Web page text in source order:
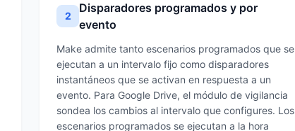
2
Disparadores programados y por
evento
Make admite tanto escenarios programados que se
ejecutan a un intervalo fijo como disparadores
instantáneos que se activan en respuesta a un
evento. Para Google Drive, el módulo de vigilancia
sondea los cambios al intervalo que configures. Los
escenarios programados se ejecutan a la hora